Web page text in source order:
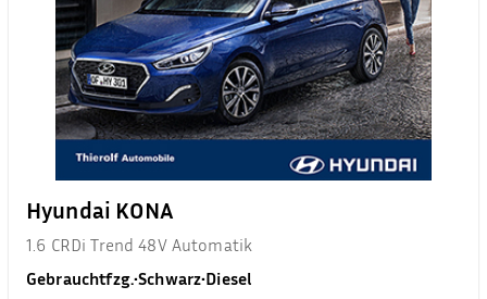
Hyundai KONA
1.6 CRDi Trend 48V Automatik
Gebrauchtfzg.•Schwarz•Diesel